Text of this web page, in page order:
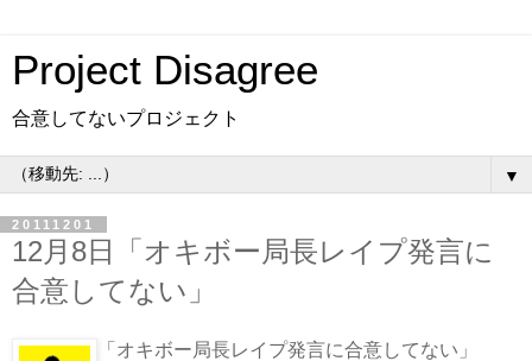
Project Disagree
合意してないプロジェクト
▼
20111201
12月8日「オキボー局長レイプ発言に
合意してない」
「オキボー局長レイプ発言に合意してない」